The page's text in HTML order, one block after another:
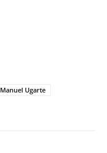
Manuel Ugarte